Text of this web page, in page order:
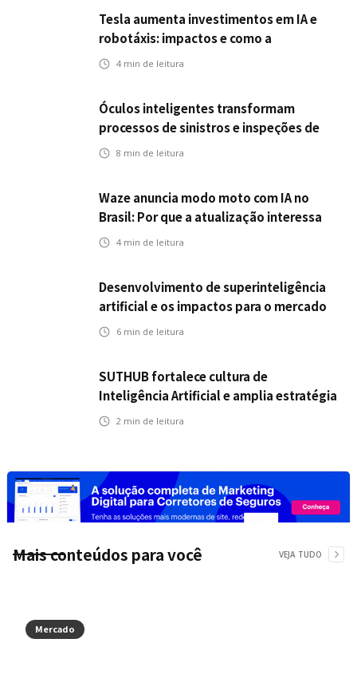
Tesla aumenta investimentos em IA e
robotáxis: impactos e como a
mobilidade autônoma transforma o
4 min de leitura
Óculos inteligentes transformam
processos de sinistros e inspeções de
seguros
8 min de leitura
Waze anuncia modo moto com IA no
Brasil: Por que a atualização interessa
ao mercado segurador?
4 min de leitura
Desenvolvimento de superinteligência
artificial e os impactos para o mercado
de seguros
6 min de leitura
SUTHUB fortalece cultura de
Inteligência Artificial e amplia estratégia
para toda a organização
2 min de leitura
Mais conteúdos para você VEJA TUDO
Mercado